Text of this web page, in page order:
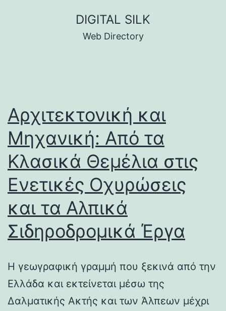
DIGITAL SILK
Web Directory
Αρχιτεκτονική και
Μηχανική: Από τα
Κλασικά Θεμέλια στις
Ενετικές Οχυρώσεις
και τα Αλπικά
Σιδηροδρομικά Έργα
Η γεωγραφική γραμμή που ξεκινά από την
Ελλάδα και εκτείνεται μέσω της
Δαλματικής Ακτής και των Άλπεων μέχρι